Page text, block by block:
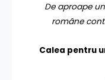
De aproape
române
Calea pentru